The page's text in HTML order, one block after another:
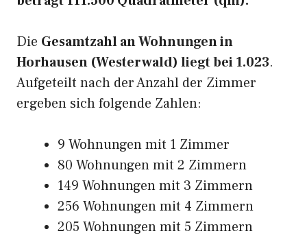
Die Gesamtzahl an Wohnungen in
Horhausen (Westerwald) liegt bei 1.023.
Aufgeteilt nach der Anzahl der Zimmer
ergeben sich folgende Zahlen:
9 Wohnungen mit 1 Zimmer
80 Wohnungen mit 2 Zimmern
149 Wohnungen mit 3 Zimmern
256 Wohnungen mit 4 Zimmern
205 Wohnungen mit 5 Zimmern